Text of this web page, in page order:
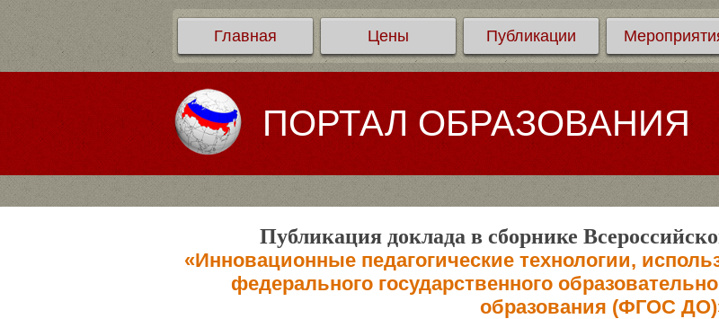
Главная Цены Публикации
ПОРТАЛ ОБРАЗОВАНИЯ
Публикация доклада в сборнике
«Инновационные педагогические технологии,
федерального государственного
образования (ФГОС